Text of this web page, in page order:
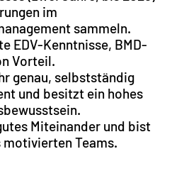
im
sammeln.
EDV-Kenntnisse, BMD-
Vorteil.
genau, selbstständig
und besitzt ein hohes
Miteinander und bist
motivierten Teams.